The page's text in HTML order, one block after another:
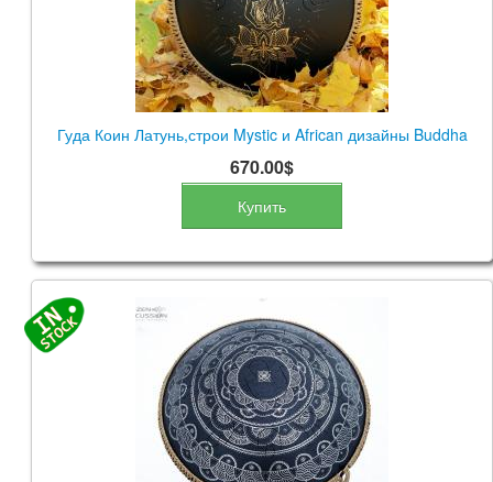
Гуда Коин Латунь,строи Mystic и African дизайны Buddha
670.00$
Купить